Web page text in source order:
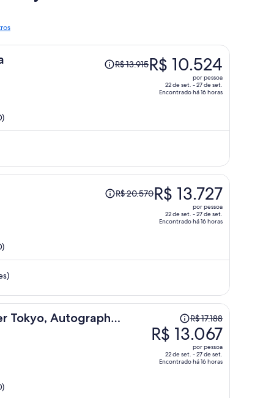
O
preço
é
pessoa
R$ 13.915R$ 10.524
por pessoa
22 de set. - 27 de set.
Encontrado há 16 horas
O
preço
é
pessoa
R$ 20.570R$ 13.727
por pessoa
22 de set. - 27 de set.
Encontrado há 16 horas
Tokyo, Autograph
R$ 17.188
R$ 13.067
por pessoa
22 de set. - 27 de set.
Encontrado há 16 horas